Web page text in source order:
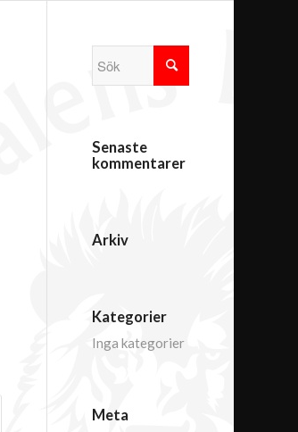
Senaste
kommentarer
Arkiv
Kategorier
Inga kategorier
Meta